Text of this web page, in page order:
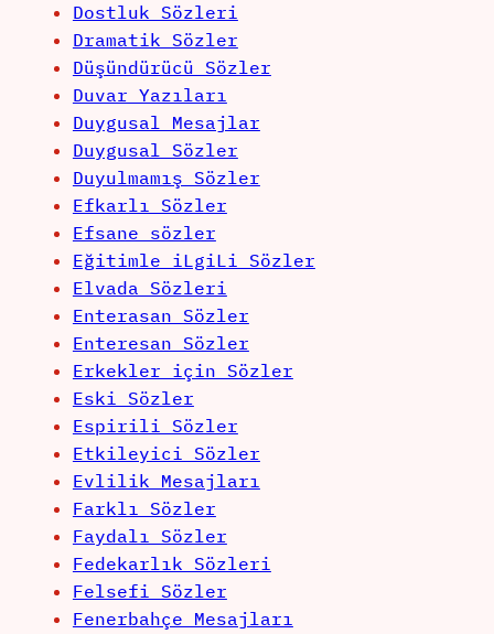
Dostluk Sözleri
Dramatik Sözler
Düşündürücü Sözler
Duvar Yazıları
Duygusal Mesajlar
Duygusal Sözler
Duyulmamış Sözler
Efkarlı Sözler
Efsane sözler
Eğitimle iLgiLi Sözler
Elvada Sözleri
Enterasan Sözler
Enteresan Sözler
Erkekler için Sözler
Eski Sözler
Espirili Sözler
Etkileyici Sözler
Evlilik Mesajları
Farklı Sözler
Faydalı Sözler
Fedekarlık Sözleri
Felsefi Sözler
Fenerbahçe Mesajları